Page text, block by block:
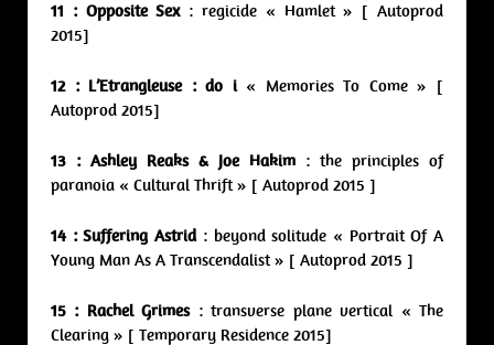
11 : Opposite Sex : regicide « Hamlet » [ Autoprod
2015]
12 : L’Etrangleuse : do i« Memories To Come » [
Autoprod 2015]
13 : Ashley Reaks & Joe Hakim : the principles of
paranoia « Cultural Thrift » [ Autoprod 2015 ]
14 : Suffering Astrid : beyond solitude « Portrait Of A
Young Man As A Transcendalist » [ Autoprod 2015 ]
15 : Rachel Grimes: transverse plane vertical « The
Clearing » [ Temporary Residence 2015]